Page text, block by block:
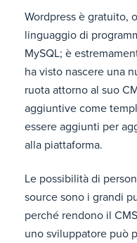
Wordpress è gratuito,
linguaggio di
MySQL; è
ha visto nascere una
ruota attorno al suo
aggiuntive come
essere aggiunti per
alla piattaforma.
Le possibilità di
source sono i grandi
perché rendono il
uno sviluppatore può